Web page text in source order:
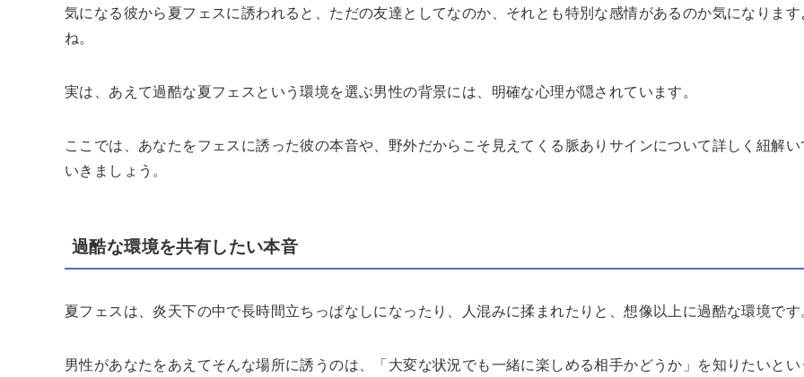
気になる彼から夏フェスに誘われると、ただの友達としてなのか、それとも特別な感情があるのか気になりま
ね。
実は、あえて過酷な夏フェスという環境を選ぶ男性の背景には、明確な心理が隠されています。
ここでは、あなたをフェスに誘った彼の本音や、野外だからこそ見えてくる脈ありサインについて詳しく紐解
いきましょう。
過酷な環境を共有したい本音
夏フェスは、炎天下の中で長時間立ちっぱなしになったり、人混みに揉まれたりと、想像以上に過酷な環境で
男性があなたをあえてそんな場所に誘うのは、「大変な状況でも一緒に楽しめる相手かどうか」を知りたいと